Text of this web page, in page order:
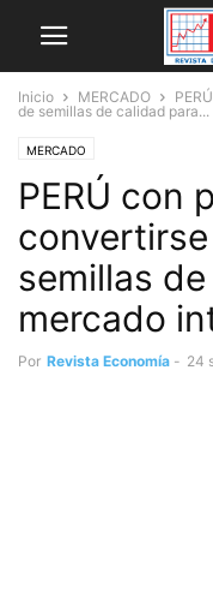
Inicio MERCADO
de semillas de calidad para...
MERCADO
PERÚ con
semillas
mercado
Por Revista Economía - 24